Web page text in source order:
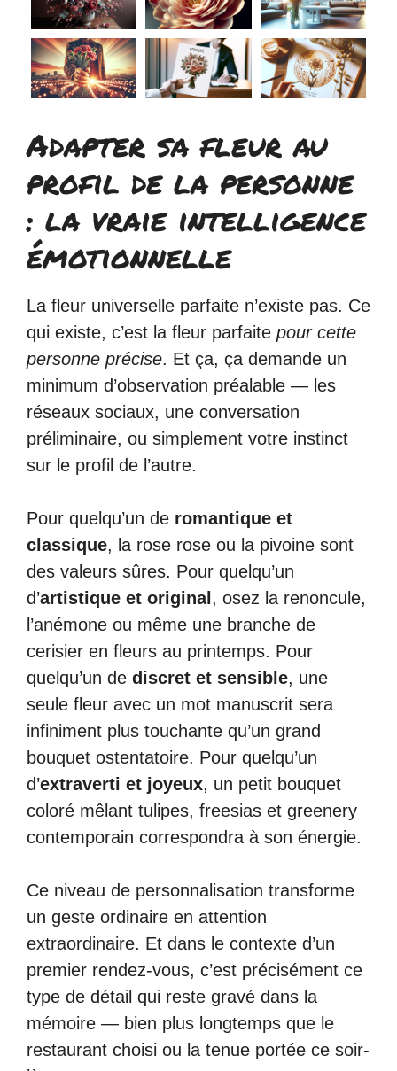
Adapter sa fleur au
profil de la personne
: la vraie intelligence
émotionnelle
La fleur universelle parfaite n’existe pas. Ce
qui existe, c’est la fleur parfaite pour cette
personne précise. Et ça, ça demande un
minimum d’observation préalable — les
réseaux sociaux, une conversation
préliminaire, ou simplement votre instinct
sur le profil de l’autre.
Pour quelqu’un de romantique et
classique, la rose rose ou la pivoine sont
des valeurs sûres. Pour quelqu’un
d’artistique et original, osez la renoncule,
l’anémone ou même une branche de
cerisier en fleurs au printemps. Pour
quelqu’un de discret et sensible, une
seule fleur avec un mot manuscrit sera
infiniment plus touchante qu’un grand
bouquet ostentatoire. Pour quelqu’un
d’extraverti et joyeux, un petit bouquet
coloré mêlant tulipes, freesias et greenery
contemporain correspondra à son énergie.
Ce niveau de personnalisation transforme
un geste ordinaire en attention
extraordinaire. Et dans le contexte d’un
premier rendez-vous, c’est précisément ce
type de détail qui reste gravé dans la
mémoire — bien plus longtemps que le
restaurant choisi ou la tenue portée ce soir-